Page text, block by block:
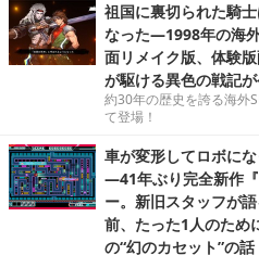
祖国に裏切られた騎
なった―1998年の海
面リメイク版、体験
が駆ける異色の戦記
約30年の歴史を誇る海外
て登場！
車が変形してロボに
―41年ぶり完全新作
ー。新旧スタッフが
前、たった1人のため
の“幻のカセット”の話